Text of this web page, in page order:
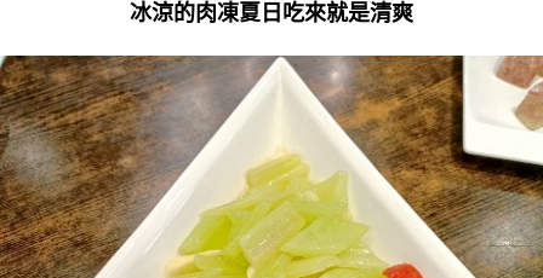
冰涼的肉凍夏日吃來就是清爽